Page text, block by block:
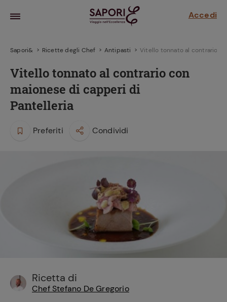
Accedi
Sapori& Ricette degli Chef Antipasti Vitello tonnato al contrario
Vitello tonnato al contrario con
maionese di capperi di
Pantelleria
Preferiti Condividi
Ricetta di
Chef Stefano De Gregorio